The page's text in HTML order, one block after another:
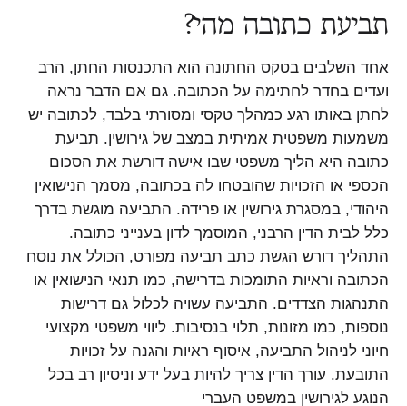
תביעת כתובה מהי?
אחד השלבים בטקס החתונה הוא התכנסות החתן, הרב
ועדים בחדר לחתימה על הכתובה. גם אם הדבר נראה
לחתן באותו רגע כמהלך טקסי ומסורתי בלבד, לכתובה יש
משמעות משפטית אמיתית במצב של גירושין. תביעת
כתובה היא הליך משפטי שבו אישה דורשת את הסכום
הכספי או הזכויות שהובטחו לה בכתובה, מסמך הנישואין
היהודי, במסגרת גירושין או פרידה. התביעה מוגשת בדרך
כלל לבית הדין הרבני, המוסמך לדון בענייני כתובה.
התהליך דורש הגשת כתב תביעה מפורט, הכולל את נוסח
הכתובה וראיות התומכות בדרישה, כמו תנאי הנישואין או
התנהגות הצדדים. התביעה עשויה לכלול גם דרישות
נוספות, כמו מזונות, תלוי בנסיבות. ליווי משפטי מקצועי
חיוני לניהול התביעה, איסוף ראיות והגנה על זכויות
התובעת. עורך הדין צריך להיות בעל ידע וניסיון רב בכל
הנוגע לגירושין במשפט העברי